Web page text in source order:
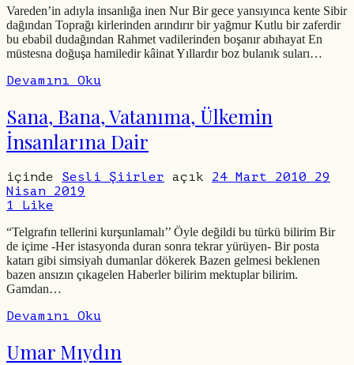
Vareden’in adıyla insanlığa inen Nur Bir gece yansıyınca kente Sibir
dağından Toprağı kirlerinden arındırır bir yağmur Kutlu bir zaferdir
bu ebabil dudağından Rahmet vadilerinden boşanır abıhayat En
müstesna doğuşa hamiledir kâinat Yıllardır boz bulanık suları…
Devamını Oku
Sana, Bana, Vatanıma, Ülkemin
İnsanlarına Dair
içinde Sesli Şiirler açık 24 Mart 2010 29
Nisan 2019
1
Like
“Telgrafın tellerini kurşunlamalı’’ Öyle değildi bu türkü bilirim Bir
de içime -Her istasyonda duran sonra tekrar yürüyen- Bir posta
katarı gibi simsiyah dumanlar dökerek Bazen gelmesi beklenen
bazen ansızın çıkagelen Haberler bilirim mektuplar bilirim.
Gamdan…
Devamını Oku
Umar Mıydın